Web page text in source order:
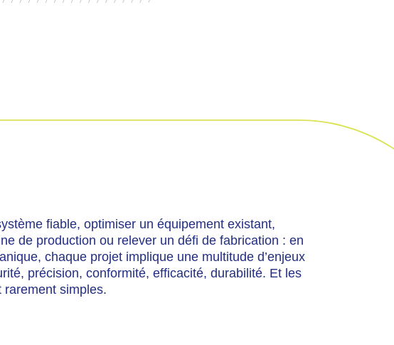
fiable, optimiser un équipement existant,
de production ou relever un défi de fabrication : en
chaque projet implique une multitude d’enjeux
précision, conformité, efficacité, durabilité. Et les
rarement simples.